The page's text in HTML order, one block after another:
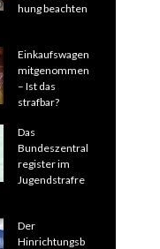
hung beachten
Einkaufswagen
mitgenommen
– Ist das
strafbar?
Das
Bundeszentral
register im
Jugendstrafre
Der
Hinrichtungsb